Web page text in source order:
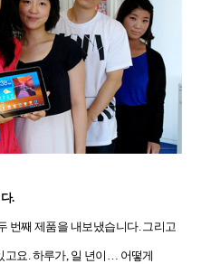
.
번째 제품을 내보냈습니다. 그리고
고요. 하루가, 일 년이… 어떻게